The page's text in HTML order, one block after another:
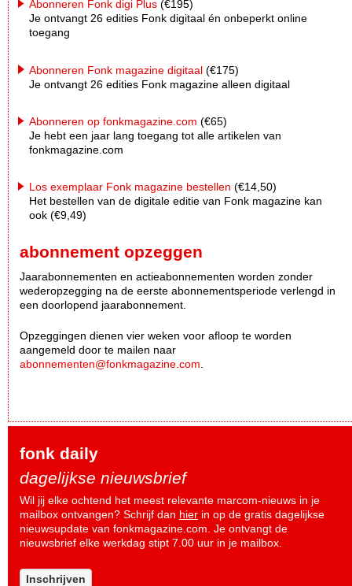
Abonneren Fonk digi Plus (€195)
Je ontvangt 26 edities Fonk digitaal én onbeperkt online
toegang
Abonneren Fonk magazine digitaal (€175)
Je ontvangt 26 edities Fonk magazine alleen digitaal
Abonneren op fonkmagazine.com (€65)
Je hebt een jaar lang toegang tot alle artikelen van
fonkmagazine.com
Los exemplaar Fonk magazine bestellen (€14,50)
Het bestellen van de digitale editie van Fonk magazine kan
ook (€9,49)
abonnement opzeggen
Jaarabonnementen en actieabonnementen worden zonder
wederopzegging na de eerste abonnementsperiode verlengd in
een doorlopend jaarabonnement.
Opzeggingen dienen vier weken voor afloop te worden
aangemeld door te mailen naar
abonnementen@fonkmagazine.com
fonk daily
dagelijkse nieuwsbrief
Wil jij elke ochtend het meest relevante marcom-nieuws in je
mailbox ontvangen? Schrijf dan hier in op de gratis dagelijkse
nieuwsupdate van fonkmagazine.com. Je ontvangt de
nieuwsbrief elke werkdag stipt 7.00 uur in je mailbox.
Inschrijven